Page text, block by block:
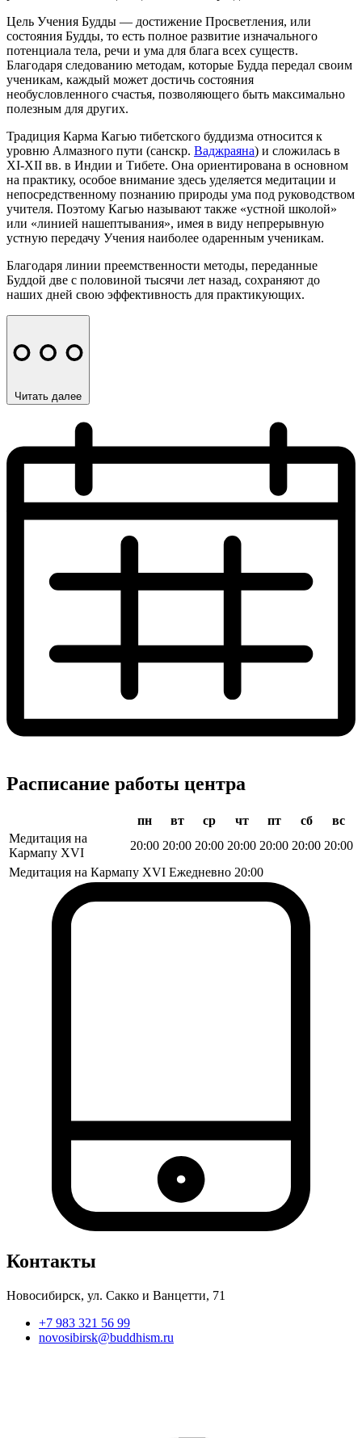
Цель Учения Будды — достижение Просветления, или
состояния Будды, то есть полное развитие изначального
потенциала тела, речи и ума для блага всех существ.
Благодаря следованию методам, которые Будда передал своим
ученикам, каждый может достичь состояния
необусловленного счастья, позволяющего быть максимально
полезным для других.
Традиция Карма Кагью тибетского буддизма относится к
уровню Алмазного пути (санскр. Ваджраяна) и сложилась в
ХI-XII вв. в Индии и Тибете. Она ориентирована в основном
на практику, особое внимание здесь уделяется медитации и
непосредственному познанию природы ума под руководством
учителя. Поэтому Кагью называют также «устной школой»
или «линией нашептывания», имея в виду непрерывную
устную передачу Учения наиболее одаренным ученикам.
Благодаря линии преемственности методы, переданные
Буддой две с половиной тысячи лет назад, сохраняют до
наших дней свою эффективность для практикующих.
Читать далее
Расписание работы центра
пн вт ср чт пт сб
вс
Медитация на
Кармапу XVI
20:00 20:00 20:00 20:00 20:00 20:00 20:00
Медитация на Кармапу XVI Ежедневно 20:00
Контакты
Новосибирск, ул. Сакко и Ванцетти, 71
+7 983 321 56 99
novosibirsk@buddhism.ru